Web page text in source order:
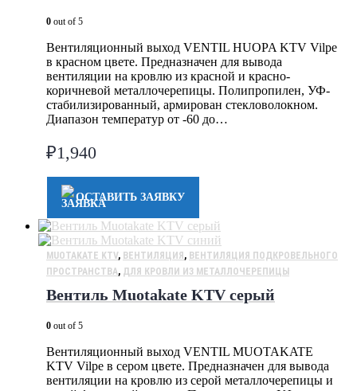
0 out of 5
Вентиляционный выход VENTIL HUOPA KTV Vilpe
в красном цвете. Предназначен для вывода
вентиляции на кровлю из красной и красно-
коричневой металлочерепицы. Полипропилен, УФ-
стабилизированный, армирован стекловолокном.
Диапазон температур от -60 до…
₽1,940
ОСТАВИТЬ ЗАЯВКУ
MUOTAKATE KTV, ВЕНТИЛЯЦИЯ, ВЕНТИЛЯЦИЯ ПОДКРОВЕЛЬНОГО
ПРОСТРАНСТВА, ДЛЯ КРОВЛИ ИЗ МЕТАЛЛОЧЕРЕПИЦЫ
Вентиль Muotakate KTV серый
0 out of 5
Вентиляционный выход VENTIL MUOTAKATE
KTV Vilpe в сером цвете. Предназначен для вывода
вентиляции на кровлю из серой металлочерепицы и